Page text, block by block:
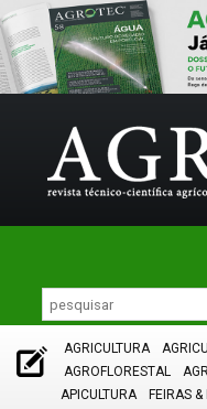
AGRICULTURA
AGROFLORESTAL
APICULTURA
FEIRAS